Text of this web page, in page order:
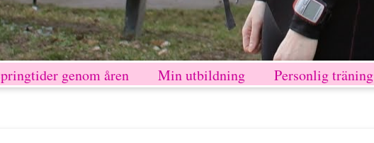
genom åren Min utbildning Personlig träning